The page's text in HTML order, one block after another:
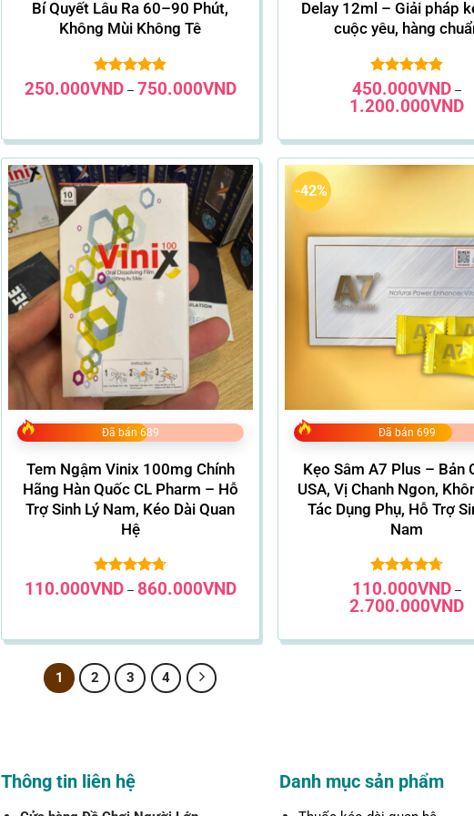
Bí Quyết Lâu Ra 60–90 Phút,
Không Mùi Không Tê
Được xếp
250.000VND – 750.000VNDKhoảng
giá:
đến
750.000VND
Delay 12ml – Giải pháp
cuộc yêu, hàng
Được xếp
hạng4.86
5 sao
450.000VND –
1.200.000VND
Đã bán 689
Tem Ngậm Vinix 100mg Chính
Hãng Hàn Quốc CL Pharm – Hỗ
Trợ Sinh Lý Nam, Kéo Dài Quan
Hệ
Được xếp
110.000VND – 860.000VNDKhoảng
giá:
đến
860.000VND
-42%
Đã bán 699
Kẹo Sâm A7 Plus – Bản
USA, Vị Chanh Ngon,
Tác Dụng Phụ, Hỗ Trợ
Nam
Được xếp
hạng4.71
5 sao
110.000VND –
2.700.000VND
1 2 3 4
Thông tin liên hệ Danh mục sản phẩm